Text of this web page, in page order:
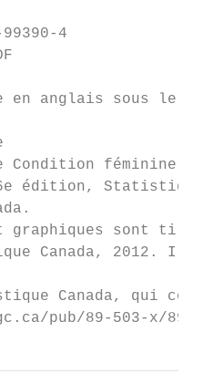
4
en anglais sous le
féminine
édition, Statistique
graphiques sont tirés
Canada, 2012. Ils
Canada, qui
pub/89-503-x/89-